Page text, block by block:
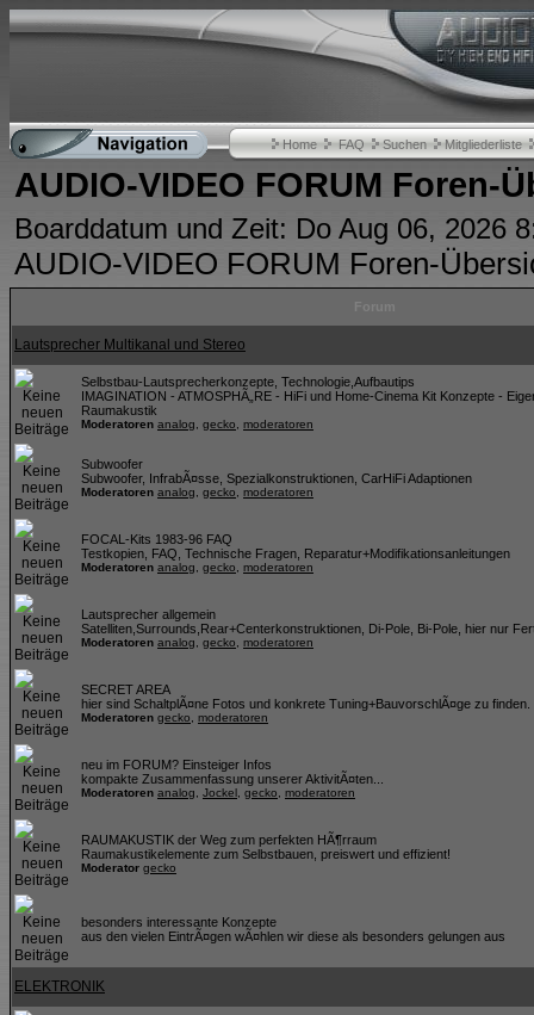
Home FAQ Suchen Mitgliederliste
AUDIO-VIDEO FORUM Foren-
Boarddatum und Zeit: Do Aug 06, 2026
AUDIO-VIDEO FORUM Foren-
Lautsprecher Multikanal und Stereo
Selbstbau-Lautsprecherkonzepte, Technologie,Aufbautips
IMAGINATION - ATMOSPHÃ„RE - HiFi und Home-Cinema Kit Konzepte -
Raumakustik
Moderatoren analog gecko moderatoren
Subwoofer
Subwoofer, InfrabÃ¤sse, Spezialkonstruktionen, CarHiFi Adaptionen
Moderatoren analog gecko moderatoren
FOCAL-Kits 1983-96 FAQ
Testkopien, FAQ, Technische Fragen, Reparatur+Modifikationsanleitungen
Moderatoren analog gecko moderatoren
Lautsprecher allgemein
Satelliten,Surrounds,Rear+Centerkonstruktionen, Di-Pole, Bi-Pole, hier nur
Moderatoren analog gecko moderatoren
SECRET AREA
hier sind SchaltplÃ¤ne Fotos und konkrete Tuning+BauvorschlÃ¤ge zu
Moderatoren gecko moderatoren
neu im FORUM? Einsteiger Infos
kompakte Zusammenfassung unserer AktivitÃ¤ten...
Moderatoren analog Jockel gecko moderatoren
RAUMAKUSTIK der Weg zum perfekten HÃ¶rraum
Raumakustikelemente zum Selbstbauen, preiswert und effizient!
Moderator gecko
besonders interessante Konzepte
aus den vielen EintrÃ¤gen wÃ¤hlen wir diese als besonders gelungen aus
ELEKTRONIK